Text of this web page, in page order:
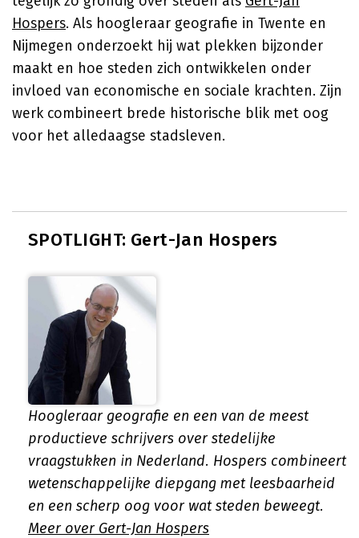
Hospers. Als hoogleraar geografie in Twente en
Nijmegen onderzoekt hij wat plekken bijzonder
maakt en hoe steden zich ontwikkelen onder
invloed van economische en sociale krachten. Zijn
werk combineert brede historische blik met oog
voor het alledaagse stadsleven.
SPOTLIGHT: Gert-Jan Hospers
Hoogleraar geografie en een van de meest
productieve schrijvers over stedelijke
vraagstukken in Nederland. Hospers combineert
wetenschappelijke diepgang met leesbaarheid
en een scherp oog voor wat steden beweegt.
Meer over Gert-Jan Hospers